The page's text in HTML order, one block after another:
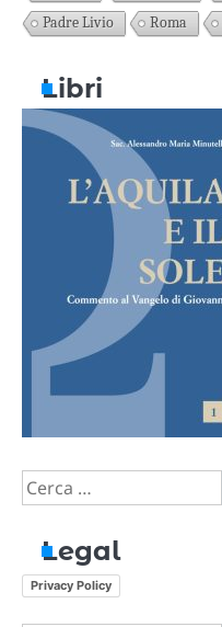
Padre Livio
Roma
Libri
Ricerca
per:
Legal
Privacy Policy